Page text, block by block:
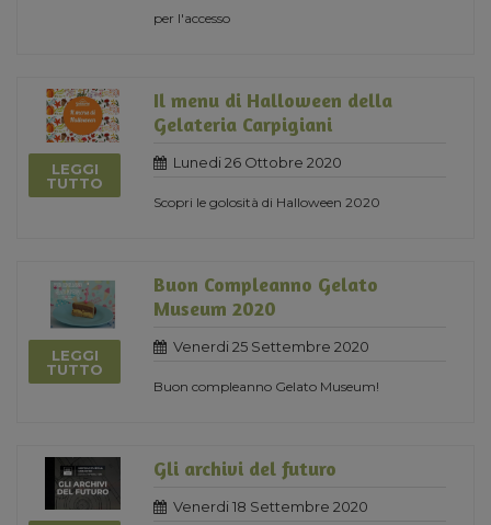
per l'accesso
LEGGI
TUTTO
Il menu di Halloween della
Gelateria Carpigiani
Lunedi 26 Ottobre 2020
Scopri le golosità di Halloween 2020
LEGGI
TUTTO
Buon Compleanno Gelato
Museum 2020
Venerdi 25 Settembre 2020
Buon compleanno Gelato Museum!
Gli archivi del futuro
Venerdi 18 Settembre 2020